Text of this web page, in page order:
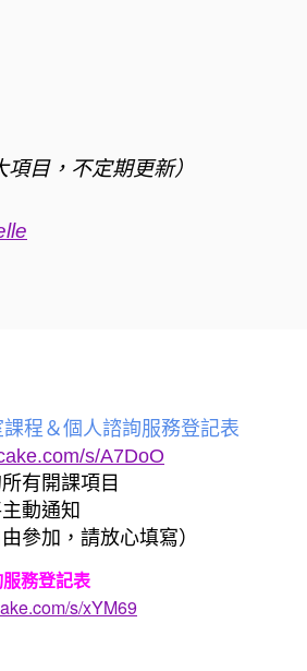
目，不定期更新）
程＆個人諮詢服務登記表
s/A7DoO
有開課項目
動通知
參加，請放心填寫）
務登記表
s/xYM69